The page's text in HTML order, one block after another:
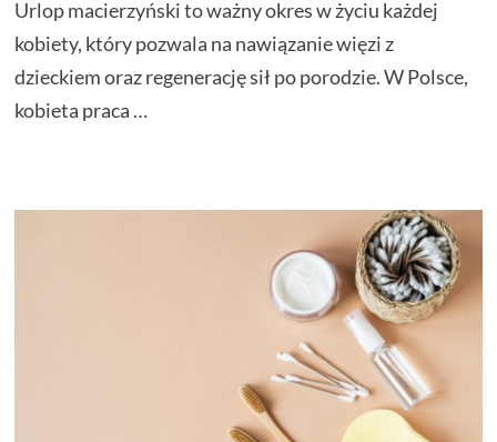
Urlop macierzyński to ważny okres w życiu każdej
kobiety, który pozwala na nawiązanie więzi z
dzieckiem oraz regenerację sił po porodzie. W Polsce,
kobieta praca …